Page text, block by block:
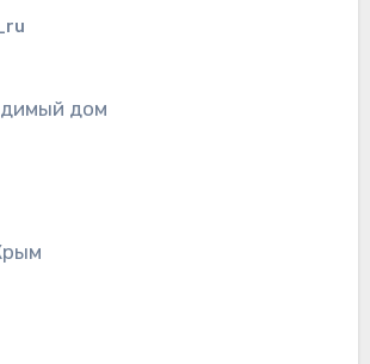
дом